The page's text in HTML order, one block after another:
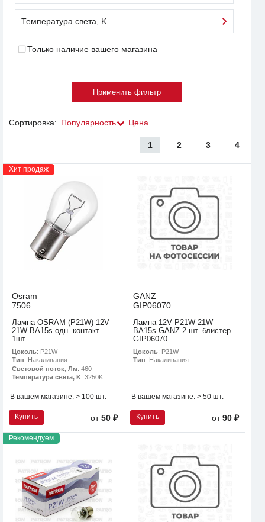
Температура света, K
Только наличие вашего магазина
Сортировка: Популярность Цена
1 2 3 4
Хит продаж
Osram
7506
Лампа OSRAM (P21W) 12V
21W BA15s одн. контакт
1шт
Цоколь: P21W
Тип: Накаливания
Световой поток, Лм: 460
Температура света, K: 3250K
В вашем магазине: > 100 шт.
Купить от50 ₽
GANZ
GIP06070
Лампа 12V P21W 21W
BA15s GANZ 2 шт. блистер
GIP06070
Цоколь: P21W
Тип: Накаливания
В вашем магазине: > 50 шт.
Купить от90 ₽
Рекомендуем